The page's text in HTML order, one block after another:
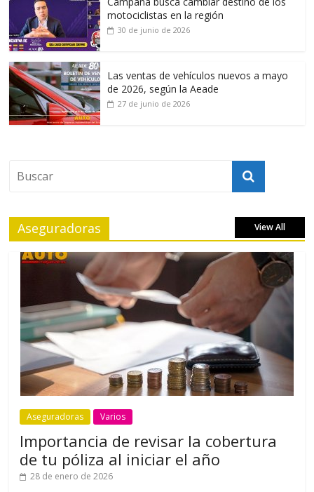
motociclistas en la región
30 de junio de 2026
Las ventas de vehículos nuevos a mayo
de 2026, según la Aeade
27 de junio de 2026
Aseguradoras View All
Aseguradoras Varios
Importancia de revisar la cobertura
de tu póliza al iniciar el año
28 de enero de 2026